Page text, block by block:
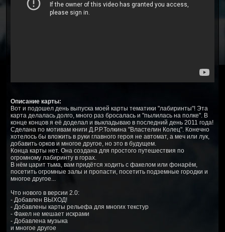
Описание карты:
Вот и подошел день выпуска моей карты тематики "лабиринты"! Эта
карта делалась долго, много раз бросалась и "пылилась на полке". В
конце концов я её доделал и выкладываю в последний день 2011 года!
Сделана по мотивам книги Д.Р.Р.Толкина "Властелин Колец". Конечно
хотелось бы вложить в руки главного героя не автомат, а меч или лук,
добавить орков и многое другое, но это в будущем.
Конца карты нет. Она создана для простого путешествия по
огромному лабиринту в горах.
В нём царит тьма, вам придётся ходить с факелом или фонарём,
посетить огромные залы и пропасти, посетить подземные городки и
многое другое...
Что нового в версии 2.0:
- Добавлен ВЫХОД!
- Добавлены карты рельефа для многих текстур
- Факел не мешает искрами
- Добавлена музыка
и многое другое